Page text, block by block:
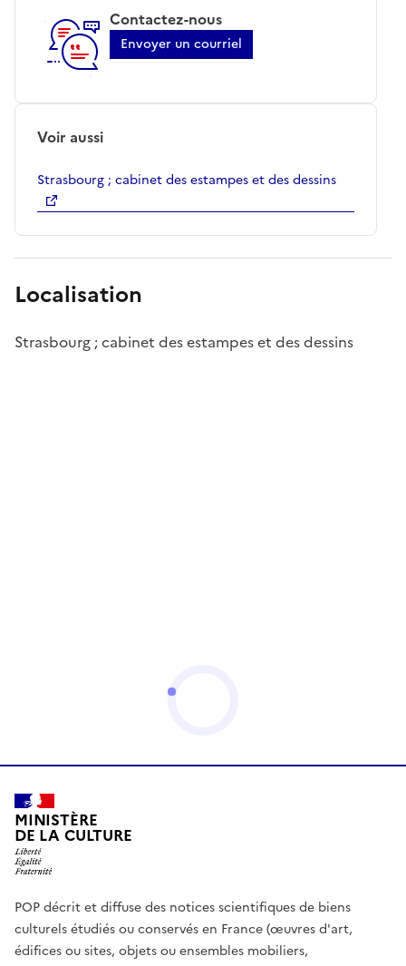
Contactez-nous
Envoyer un courriel
Voir aussi
Strasbourg ; cabinet des estampes et des dessins
Localisation
Strasbourg ; cabinet des estampes et des dessins
MINISTÈRE
DE LA CULTURE
POP décrit et diffuse des notices scientifiques de biens
culturels étudiés ou conservés en France (œuvres d'art,
édifices ou sites, objets ou ensembles mobiliers,